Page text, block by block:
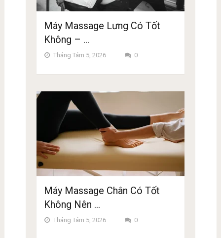
Máy Massage Lưng Có Tốt
Không – …
Tháng Tám 5, 2026 0
Máy Massage Chân Có Tốt
Không Nên …
Tháng Tám 5, 2026 0